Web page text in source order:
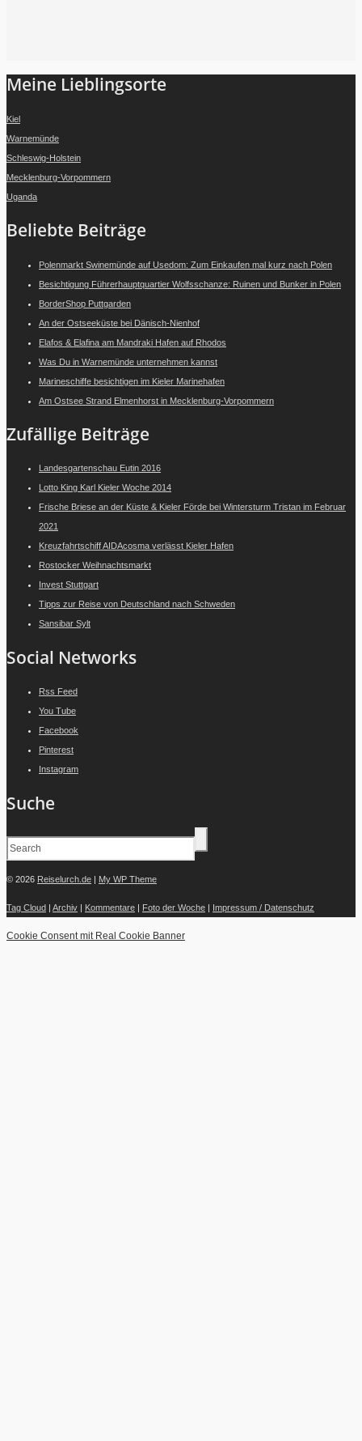
Meine Lieblingsorte
Kiel
Warnemünde
Schleswig-Holstein
Mecklenburg-Vorpommern
Uganda
Beliebte Beiträge
Polenmarkt Swinemünde auf Usedom: Zum Einkaufen mal kurz nach Polen
Besichtigung Führerhauptquartier Wolfsschanze: Ruinen und Bunker in Polen
BorderShop Puttgarden
An der Ostseeküste bei Dänisch-Nienhof
Elafos & Elafina am Mandraki Hafen auf Rhodos
Was Du in Warnemünde unternehmen kannst
Marineschiffe besichtigen im Kieler Marinehafen
Am Ostsee Strand Elmenhorst in Mecklenburg-Vorpommern
Zufällige Beiträge
Landesgartenschau Eutin 2016
Lotto King Karl Kieler Woche 2014
Frische Briese an der Küste & Kieler Förde bei Wintersturm Tristan im Februar
2021
Kreuzfahrtschiff AIDAcosma verlässt Kieler Hafen
Rostocker Weihnachtsmarkt
Invest Stuttgart
Tipps zur Reise von Deutschland nach Schweden
Sansibar Sylt
Social Networks
Rss Feed
You Tube
Facebook
Pinterest
Instagram
Suche
© 2026 Reiselurch.de | My WP Theme
Tag Cloud | Archiv | Kommentare | Foto der Woche | Impressum / Datenschutz
Cookie Consent mit Real Cookie Banner